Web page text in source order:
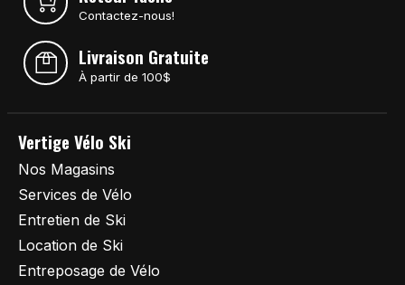
Contactez-nous!
Livraison Gratuite
À partir de 100$
Vertige Vélo Ski
Nos Magasins
Services de Vélo
Entretien de Ski
Location de Ski
Entreposage de Vélo